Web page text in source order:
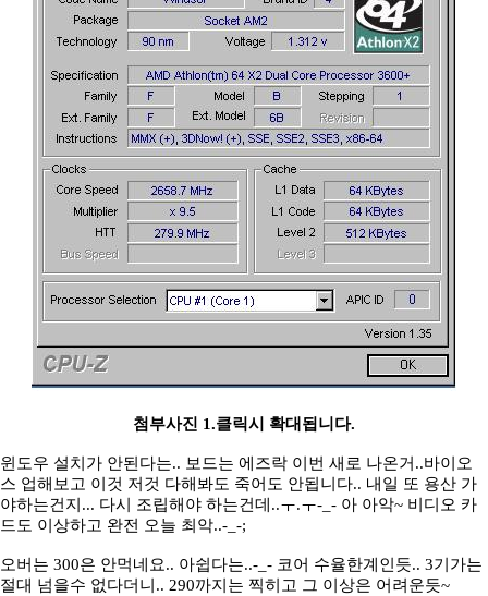
첨부사진 1.클릭시 확대됩니다.
윈도우 설치가 안된다는.. 보드는 에즈락 이번 새로 나온거..바이오
스 업해보고 이것 저것 다해봐도 죽어도 안됩니다.. 내일 또 용산 가
야하는건지... 다시 조립해야 하는건데..ㅜ.ㅜ-_- 아 아악~ 비디오 카
드도 이상하고 완전 오늘 최악..-_-;
오버는 300은 안먹네요.. 아쉽다는..-_- 코어 수율한계인듯.. 3기가는
절대 넘을수 없다더니.. 290까지는 찍히고 그 이상은 어려운듯~